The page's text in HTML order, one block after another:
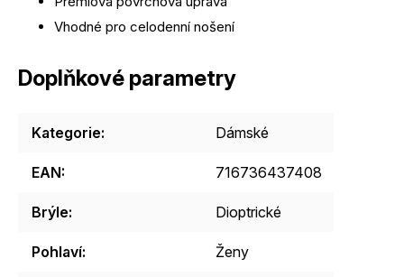
Vhodné pro celodenní nošení
Doplňkové parametry
Kategorie: Dámské
EAN: 716736437408
Brýle: Dioptrické
Pohlaví: Ženy